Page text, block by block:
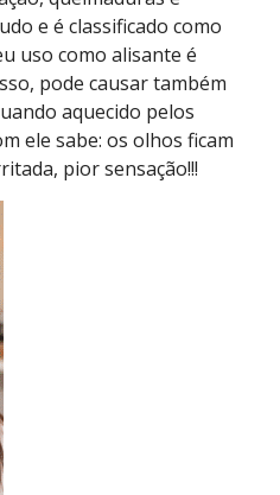
e é classificado como
uso como alisante é
pode causar também
aquecido pelos
ele sabe: os olhos ficam
pior sensação!!!